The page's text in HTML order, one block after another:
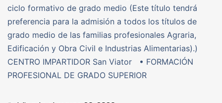
ciclo formativo de grado medio (Este título tendrá
preferencia para la admisión a todos los títulos de
grado medio de las familias profesionales Agraria,
Edificación y Obra Civil e Industrias Alimentarias).)
CENTRO IMPARTIDOR San Viator • FORMACIÓN
PROFESIONAL DE GRADO SUPERIOR